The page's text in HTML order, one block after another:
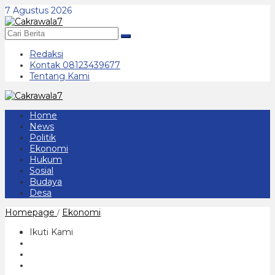
Lewati
ke
konten
7 Agustus 2026
Redaksi
Kontak 08123439677
Tentang Kami
Home
News
Politik
Ekonomi
Hukum
Sosial
Budaya
Desa
Homepage / Ekonomi
Ikuti Kami